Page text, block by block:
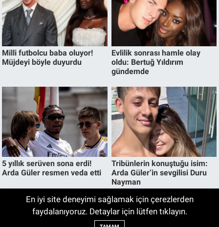
En iyi site deneyimi sağlamak için çerezlerden
faydalanıyoruz. Detaylar için lütfen tıklayın.
Ağustos 2026 Volvo Fiyat Listesi
Açıklandı! İşte Güncel Volvo Modellerinin